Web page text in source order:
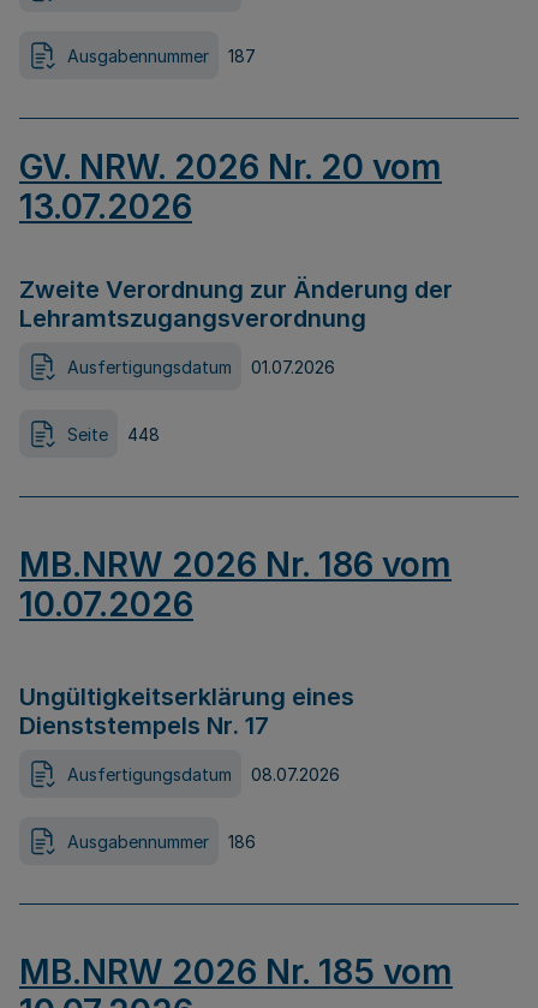
Ausgabennummer 187
GV. NRW. 2026 Nr. 20 vom
13.07.2026
Zweite Verordnung zur Änderung der
Lehramtszugangsverordnung
Ausfertigungsdatum 01.07.2026
Seite 448
MB.NRW 2026 Nr. 186 vom
10.07.2026
Ungültigkeitserklärung eines
Dienststempels Nr. 17
Ausfertigungsdatum 08.07.2026
Ausgabennummer 186
MB.NRW 2026 Nr. 185 vom